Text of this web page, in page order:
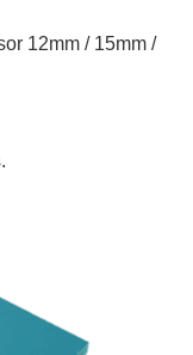
12mm / 15mm /